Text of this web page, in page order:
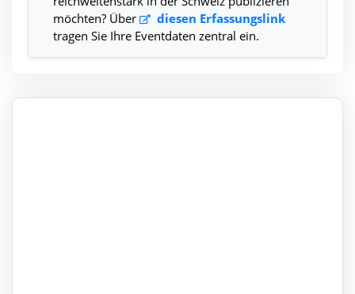
möchten? Über
diesen Erfassungslink
tragen Sie Ihre Eventdaten zentral ein.